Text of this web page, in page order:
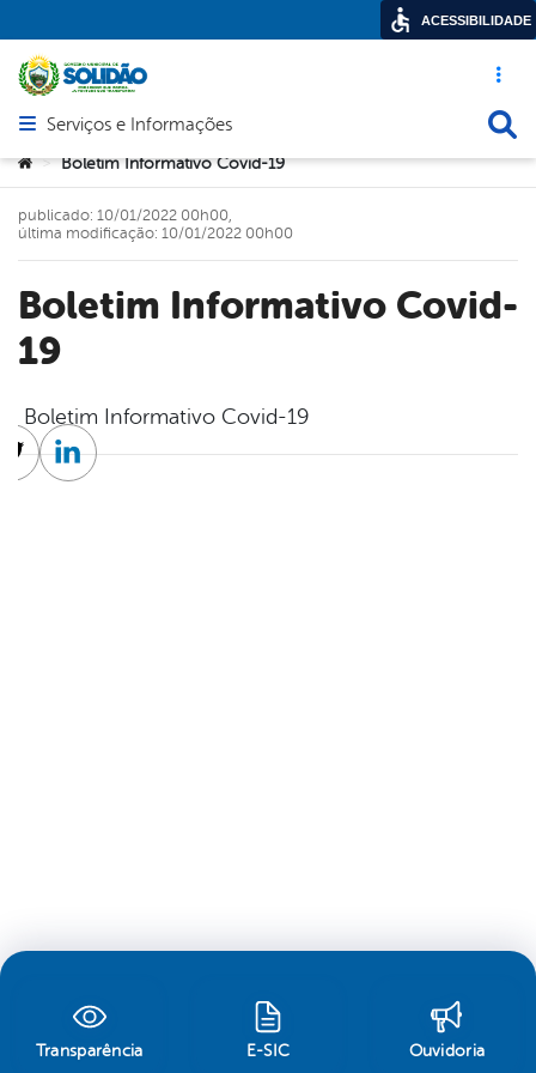
Acesso
Abrir menu principal de navegação
Serviços e Informações
Você está aqui:
> Boletim Informativo Covid-19
Boletim Informativo Covid-
19
publicado: 10/01/2022 00h00,
última modificação: 10/01/2022 00h00
Boletim Informativo Covid-19
TwitterLinkedin
Transparência E-SIC Ouvidoria
ACESSIBILIDADE